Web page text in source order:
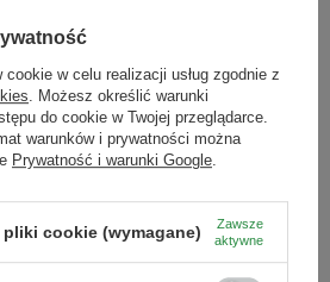
siebie.
muszkatołowa (Salvia Sclarea Oil
(Lavandula Angustifolia Oil),
Peel Oil)
21-040 Świdnik, NIP:
6121860348 REGON:
366578876 info@venusti.eu
w
1000
Olejek eteryczny
w celu realizacji usług zgodnie z
. Możesz określić warunki
do cookie w Twojej przeglądarce.
warunków i prywatności można
Prywatność i warunki Google.
cookie (wymagane)
Zawsze
aktywne